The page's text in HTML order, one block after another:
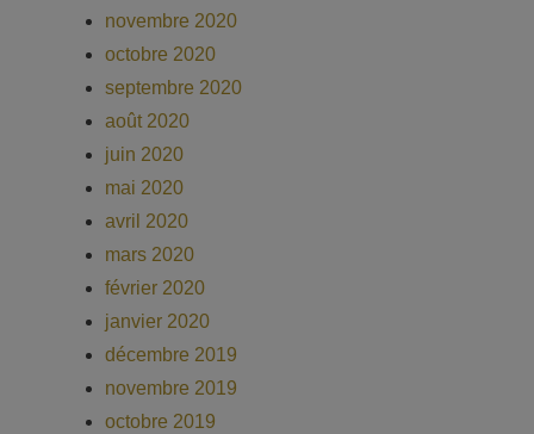
novembre 2020
octobre 2020
septembre 2020
août 2020
juin 2020
mai 2020
avril 2020
mars 2020
février 2020
janvier 2020
décembre 2019
novembre 2019
octobre 2019